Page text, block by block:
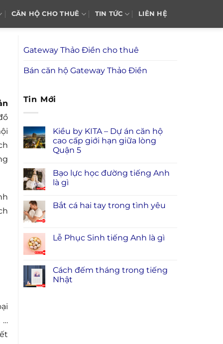
CĂN HỘ CHO THUÊ TIN TỨC LIÊN HỆ
…
Gateway Thảo Điền cho thuê
Bán căn hộ Gateway Thảo Điền
Tin Mới
Kiều by KITA – Dự án căn hộ
cao cấp giới hạn giữa lòng
Quận 5
Bạo lực học đường tiếng Anh
là gì
Bắt cá hai tay trong tình yêu
Lễ Phục Sinh tiếng Anh là gì
Cách đếm tháng trong tiếng
Nhật